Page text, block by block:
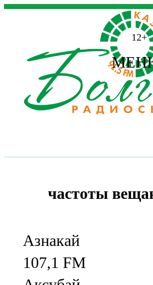
12+
частоты
Азнакай
107,1 FM